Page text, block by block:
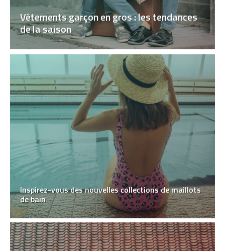
Vêtements garçon en gros : les tendances
de la saison
Inspirez-vous des nouvelles collections de maillots
de bain